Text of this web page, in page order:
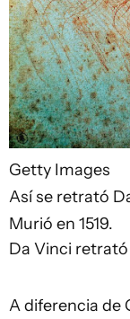
Getty Images
Así se retrató
Murió en 1519.
Da Vinci retrató
A diferencia de